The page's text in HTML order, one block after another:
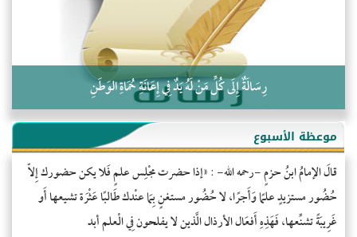
رِسَالَةٌ إِلَى كُلِّ مَنْ لَهُ يَدٌ فِي إِعَانَةِ حُمَاةِ الوَطَنِ
موعظة الأسبوع
قالَ الإمامُ ابنُ حزمٍ -رحمه الله- : «إذا حضرت مجْلِس علمٍ فَلا يكن حضورك إِلاّ
حُضُور مستزيدٍ علمًا وَأَجرًا، لا حُضُور مستغنٍ بِمَا عنْدك طَالبًا عَثْرَة تشيعها أَو
غَرِيبَةً تشنِّعها، فَهَذِهِ أَفعَال الأرذال الَّذين لا يفلحون فِي الْعلم أبد